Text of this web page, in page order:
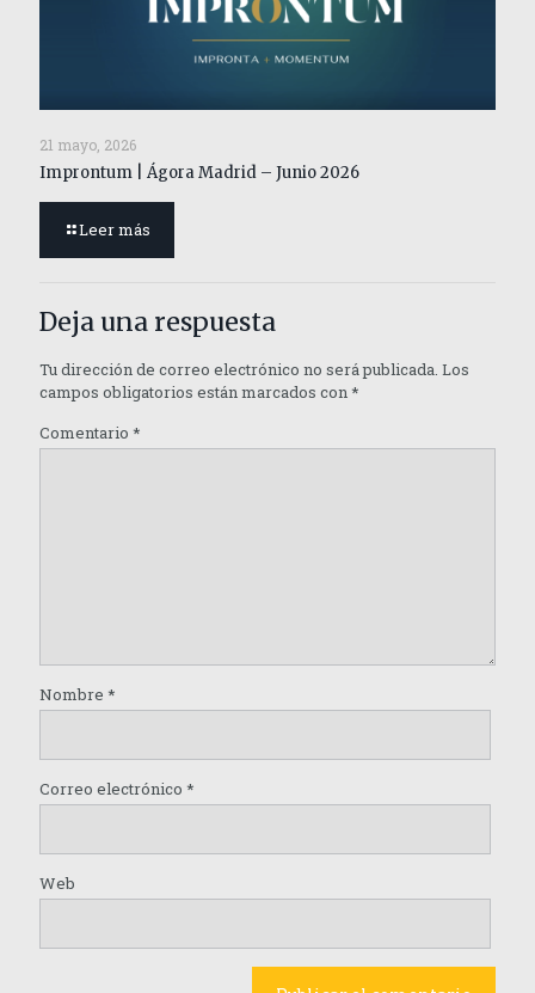
21 mayo, 2026
Improntum | Ágora Madrid – Junio 2026
Leer más
Deja una respuesta
Tu dirección de correo electrónico no será publicada. Los
campos obligatorios están marcados con *
Comentario *
Nombre *
Correo electrónico *
Web